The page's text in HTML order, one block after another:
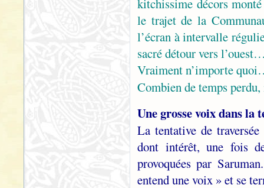
kitchissime décors
le trajet de la
l’écran à intervalle
sacré détour vers
Vraiment n’importe
Combien de temps
Une grosse voix dans la
La tentative de
dont intérêt, une fois
provoquées par
entend une voix » et se